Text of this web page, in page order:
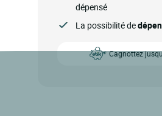
dépensé
La possibilité de
Cagnottez